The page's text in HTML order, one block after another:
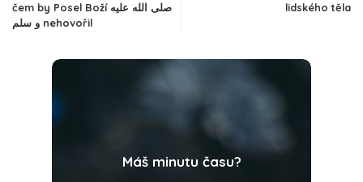
čem by Posel Boží صلى الله عليه
و سلم nehovořil
lidského těla
Máš minutu času?